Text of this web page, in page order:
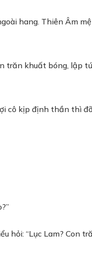
hang. Thiên Âm
trăn khuất bóng, lập
cô kịp định thần thì
hỏi: “Lục Lam? Con